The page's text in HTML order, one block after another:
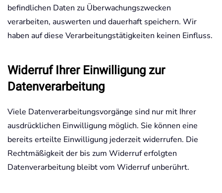
befindlichen Daten zu Überwachungszwecken
verarbeiten, auswerten und dauerhaft speichern. Wir
haben auf diese Verarbeitungstätigkeiten keinen Einfluss.
Widerruf Ihrer Einwilligung zur
Datenverarbeitung
Viele Datenverarbeitungsvorgänge sind nur mit Ihrer
ausdrücklichen Einwilligung möglich. Sie können eine
bereits erteilte Einwilligung jederzeit widerrufen. Die
Rechtmäßigkeit der bis zum Widerruf erfolgten
Datenverarbeitung bleibt vom Widerruf unberührt.